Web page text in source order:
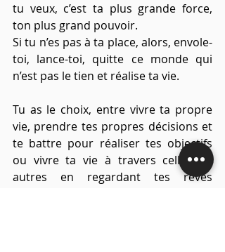
tu veux, c’est ta plus grande force,
ton plus grand pouvoir.
Si tu n’es pas à ta place, alors, envole-
toi, lance-toi, quitte ce monde qui
n’est pas le tien et réalise ta vie.
Tu as le choix, entre vivre ta propre
vie, prendre tes propres décisions et
te battre pour réaliser tes objectifs
ou vivre ta vie à travers celle des
autres en regardant tes rêves